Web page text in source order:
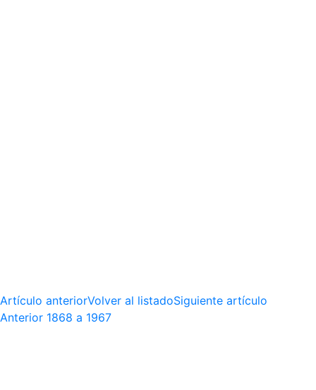
Artículo anteriorVolver al listadoSiguiente artículo
Anterior 1868 a 1967